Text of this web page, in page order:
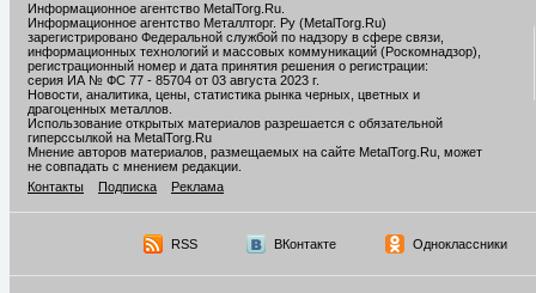
Информационное агентство MetalTorg.Ru
Информационное агентство Металлторг. Ру (MetalTorg.Ru)
зарегистрировано Федеральной службой по надзору в сфере связи,
информационных технологий и массовых коммуникаций (Роскомнадзор),
регистрационный номер и дата принятия решения о регистрации:
серия ИА № ФС 77 - 85704 от 03 августа 2023 г.
Новости, аналитика, цены, статистика рынка черных, цветных и
драгоценных металлов.
Использование открытых материалов разрешается с обязательной
гиперссылкой на MetalTorg.Ru
Мнение авторов материалов, размещаемых на сайте MetalTorg.Ru, может
не совпадать с мнением редакции.
Контакты
Подписка Реклама
RSS ВКонтакте Одноклассники